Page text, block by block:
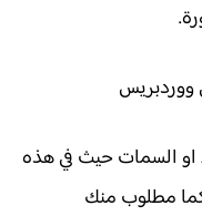
الخطوة التالية هي خطوة Attributes او السمات حيث في هذه
مطلوب منك